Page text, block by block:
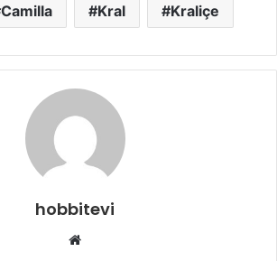
Camilla Kral Kraliçe
hobbitevi
Web